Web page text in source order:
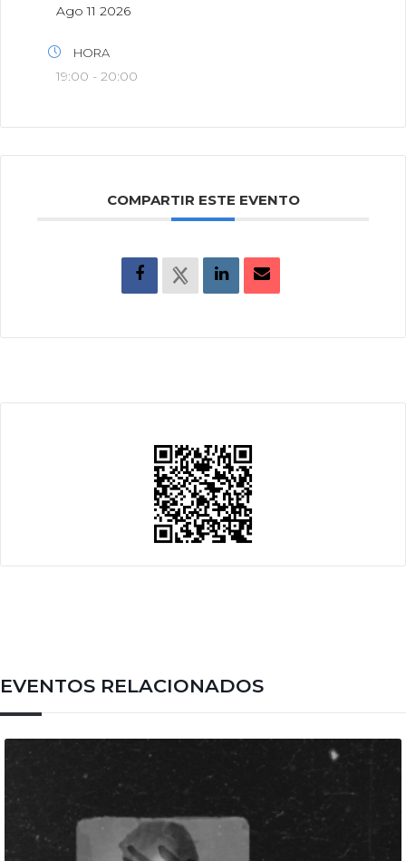
Ago 11 2026
HORA
19:00 - 20:00
COMPARTIR ESTE EVENTO
EVENTOS RELACIONADOS